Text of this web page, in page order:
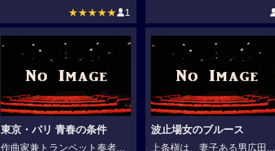
★★★★★ 1
東京・パリ 青春の条件
作曲家兼トランペット奏者...
波止場女のブルース
上条槇は、妻子ある男広田...